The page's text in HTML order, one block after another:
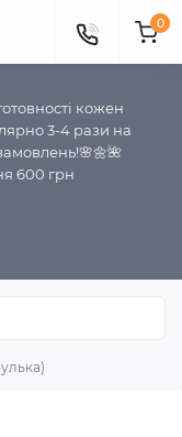
кожен
3-4 рази на
600 грн
0